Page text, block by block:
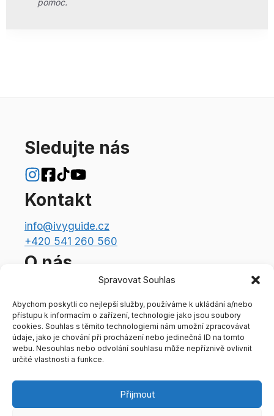
Spravovat Souhlas
Abychom poskytli co nejlepší služby, používáme k ukládání a/nebo
přístupu k informacím o zařízení, technologie jako jsou soubory
cookies. Souhlas s těmito technologiemi nám umožní zpracovávat
údaje, jako je chování při procházení nebo jedinečná ID na tomto
webu. Nesouhlas nebo odvolání souhlasu může nepříznivě ovlivnit
určité vlastnosti a funkce.
Přijmout
Sledujte nás
Kontakt
info@ivyguide.cz
+420 541 260 560
O nás
Informace o provozovateli
Ivy Assistant
Právní aspekty
Podmínky zpracování osobních údajů
Zásady používání a nastavení souborů